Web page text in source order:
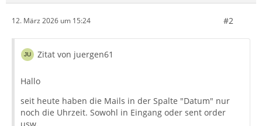
12. März 2026 um 15:24 #2
Zitat von juergen61
Hallo
seit heute haben die Mails in der Spalte "Datum" nur
noch die Uhrzeit. Sowohl in Eingang oder sent order